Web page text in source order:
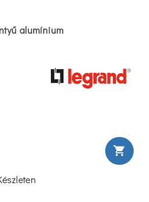
alumínium
shopping_cart